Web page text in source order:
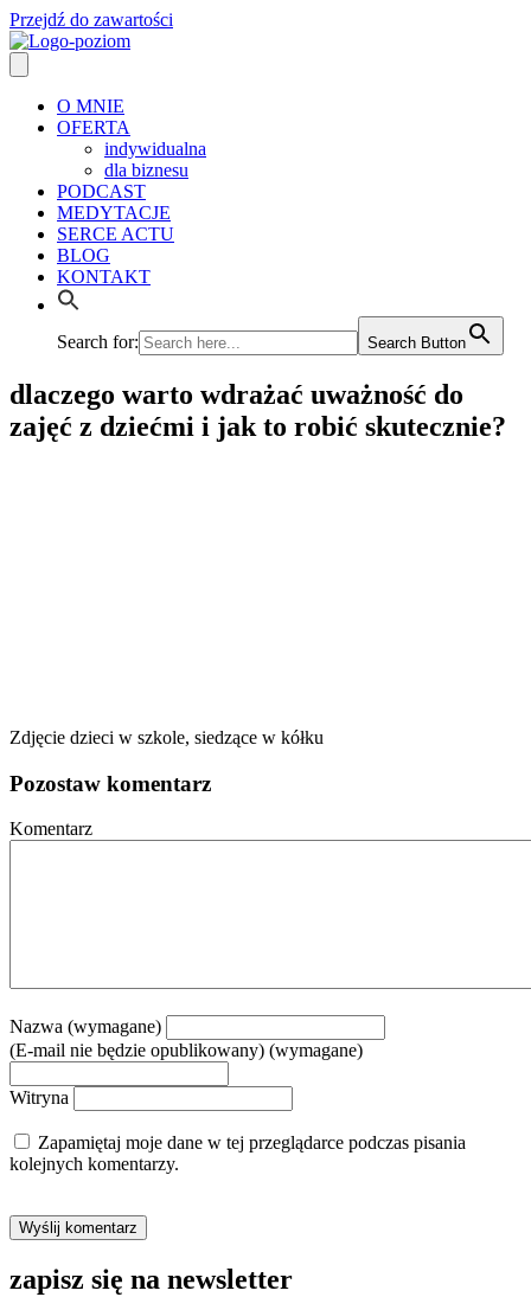
Przejdź do zawartości
O MNIE
OFERTA
indywidualna
dla biznesu
PODCAST
MEDYTACJE
SERCE ACTU
BLOG
KONTAKT
Search for: Search Button
dlaczego warto wdrażać uważność do
zajęć z dziećmi i jak to robić skutecznie?
Zdjęcie dzieci w szkole, siedzące w kółku
Pozostaw komentarz
Komentarz
Nazwa (wymagane)
(E-mail nie będzie opublikowany) (wymagane)
Witryna
Zapamiętaj moje dane w tej przeglądarce podczas pisania
kolejnych komentarzy.
zapisz się na newsletter